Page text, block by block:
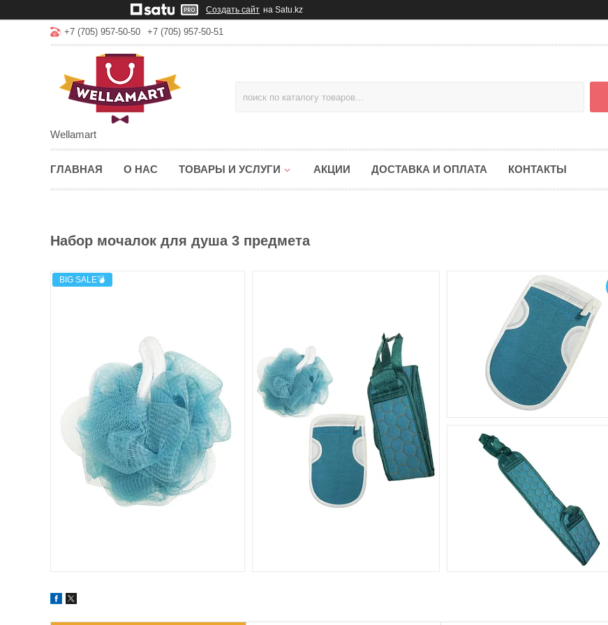
Создать сайт на Satu.kz
+7 (705) 957-50-50 +7 (705) 957-50-51
Wellamart
ГЛАВНАЯ О НАС ТОВАРЫ И УСЛУГИ АКЦИИ ДОСТАВКА И ОПЛАТА КОНТАКТЫ
Набор мочалок для душа 3 предмета
BIG SALE💣